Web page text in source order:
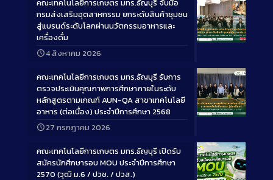
Long
คณะเทคโนโลยีการเกษตร มทร.ธัญบุรี จับมือ
กรมส่งเสริมอุตสาหกรรม ยกระดับสินค้าชุมชน
สู่แบรนด์ระดับโลกผ่านนวัตกรรมอาหารและ
เครื่องดื่ม
4 สิงหาคม 2026
Long
คณะเทคโนโลยีการเกษตร มทร.ธัญบุรี รับการ
ตรวจประเมินคุณภาพการศึกษาภายในระดับ
หลักสูตรตามเกณฑ์ AUN-QA สาขาเทคโนโลยี
อาหาร (ต่อเนื่อง) ประจำปีการศึกษา 2568
27 กรกฎาคม 2026
คณะเทคโนโลยีการเกษตร มทร.ธัญบุรี เปิดรับ
สมัครนักศึกษารอบ MOU ประจำปีการศึกษา
2570 (วุฒิ ม.6 / ปวช. / ปวส.)